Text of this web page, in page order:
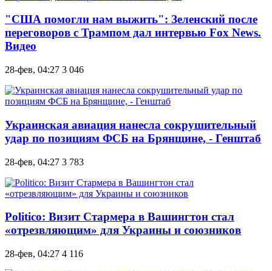
"США помогли нам выжить": Зеленский после
переговоров с Трампом дал интервью Fox News.
Видео
28-фев, 04:27 3 046
Украинская авиация нанесла сокрушительный
удар по позициям ФСБ на Брянщине, - Генштаб
28-фев, 04:27 3 783
Politico: Визит Стармера в Вашингтон стал
«отрезвляющим» для Украины и союзников
28-фев, 04:27 4 116